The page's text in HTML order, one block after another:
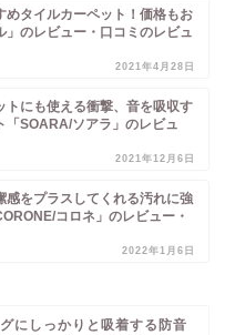
めタイルカーペット！価格もお
」のレビュー・口コミのレビュ
2021年4月28日
トにも使える衝撃、音を吸収す
「SOARA/ソアラ」のレビュ
2021年12月6日
感をプラスしてくれる汚れに強
コロネ」のレビュー・
2022年1月6日
にしっかりと吸着する防音